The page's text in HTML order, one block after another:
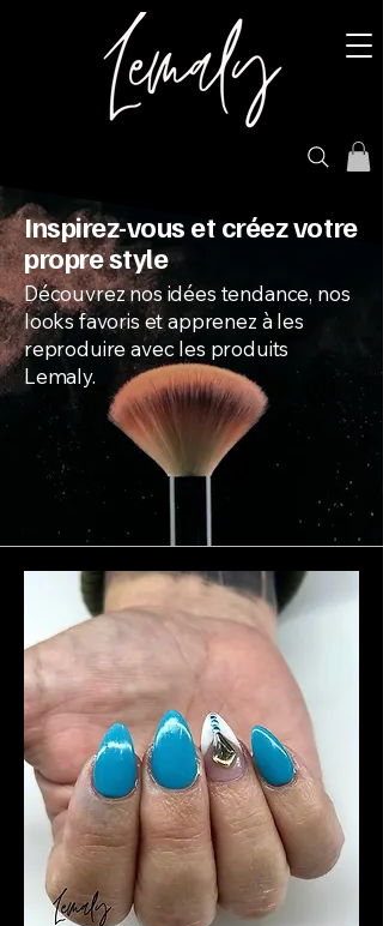
Inspirez-vous et créez votre
propre style
Découvrez nos idées tendance, nos
looks favoris et apprenez à les
reproduire avec les produits
Lemaly.